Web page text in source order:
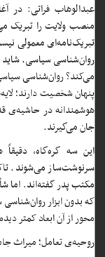
عبدالوهاب فراتی: در
منصب ولایت را تبریک
تبریک‌نامه‌ای معمولی
روان‌شناسی سیاسی. شاید
می‌کند؟ روان‌شناسی
پنهان شخصیت دارند؛
هوشمندانه در حاشیه‌ی
جان می‌گیرند.
این سه گره‌گاه،
سرنوشت‌ساز می‌شوند.
مکتب پدر گفته‌اند. اما
که بدون ابزار
محور از آن ابعاد کمتر
روحیه‌ی تعامل؛ میراث